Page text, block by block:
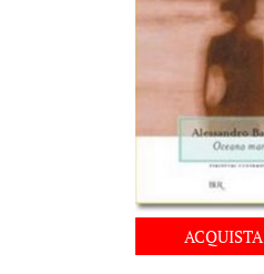
ACQUISTA